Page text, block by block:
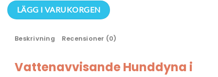
Vattenavvisande
Hunddyna
Nylon
mängd
LÄGG I VARUKORGEN
Beskrivning Recensioner (0)
Vattenavvisande Hunddyna i